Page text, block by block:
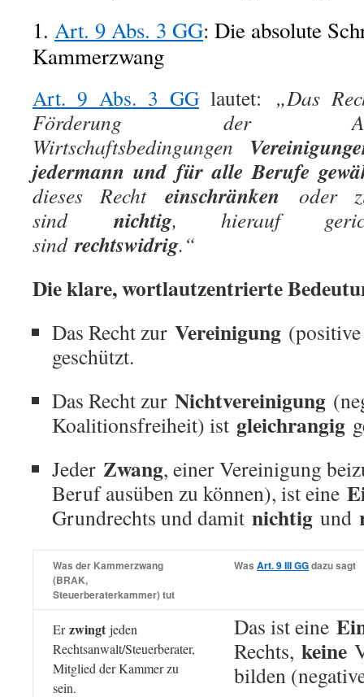
1. Art. 9 Abs. 3 GG: Die absolute
Kammerzwang
Art. 9 Abs. 3 GG lautet: „Das
Förderung der
Wirtschaftsbedingungen
jedermann und für alle Berufe
dieses Rechteinschränken oder
sind nichtig, hierauf
sindrechtswidrig.“
Die klare, wortlautzentrierte
Das Recht zur Vereinigung
geschützt.
Das Recht zur Nichtvereinigung
Koalitionsfreiheit) ist gleichrangig
Jeder Zwang, einer Vereinigung
Beruf ausüben zu können), ist eine
Grundrechts und damit nichtig und
Was der Kammerzwang
(BRAK,
Steuerberaterkammer) tut
Was Art. 9 III GGdazu sagt
Erzwingt jeden
Rechtsanwalt/Steuerberater,
Mitglied der Kammer zu
sein.
Das ist eine
Rechts, keine
bilden